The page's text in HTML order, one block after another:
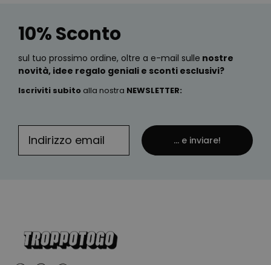
10% Sconto
sul tuo prossimo ordine, oltre a e-mail sulle nostre
novità, idee regalo geniali e sconti esclusivi?
Iscriviti subito alla nostra NEWSLETTER:
... e inviare!